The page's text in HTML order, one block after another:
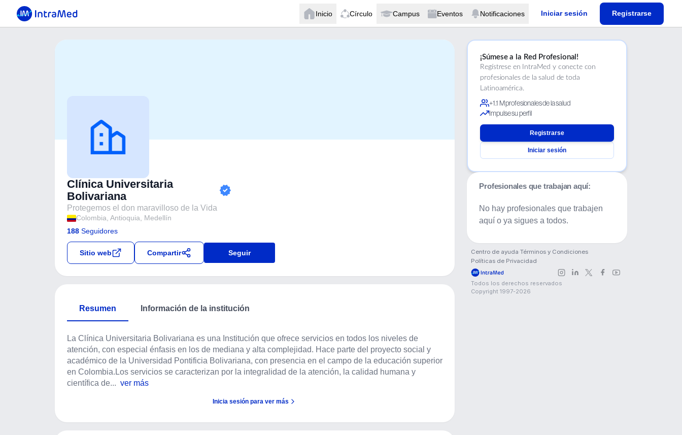
Inicio Círculo Campus Eventos Notificaciones Iniciar sesión Registrarse
Clínica Universitaria
Bolivariana
Protegemos el don maravilloso de la Vida
Colombia, Antioquia, Medellín
188 Seguidores
Sitio web Compartir Seguir
Resumen Información de la institución
La Clínica Universitaria Bolivariana es una Institución que ofrece servicios en todos los niveles de
atención, con especial énfasis en los de mediana y alta complejidad. Hace parte del proyecto social y
académico de la Universidad Pontificia Bolivariana, con presencia en el campo de la educación superior
en Colombia.Los servicios se caracterizan por la integralidad de la atención, la calidad humana y
científica de... ver más
Inicia sesión para ver más
¡Súmese a la Red Profesional!
Regístrese en IntraMed y conecte con
profesionales de la salud de toda
Latinoamérica.
+1.1 M profesionales de la salud
Impulse su perfil
Registrarse
Iniciar sesión
Profesionales que trabajan aquí:
No hay profesionales que trabajen
aquí o ya sigues a todos.
Centro de ayuda·Términos y Condiciones
Políticas de Privacidad·
Todos los derechos reservados
Copyright 1997-2026